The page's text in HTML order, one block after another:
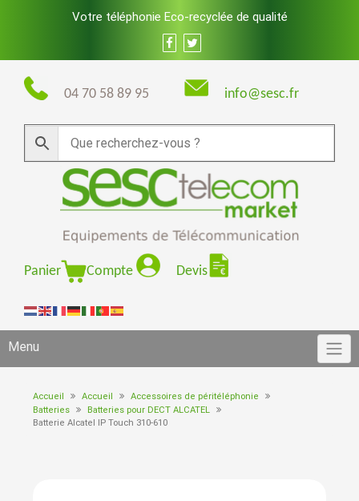
Votre téléphonie Eco-recyclée de qualité
04 70 58 89 95 info@sesc.fr
Panier Compte Devis
Menu
Accueil Accueil
Accessoires de péritéléphonie
Batteries
Batteries pour DECT ALCATEL
Batterie Alcatel IP Touch 310-610